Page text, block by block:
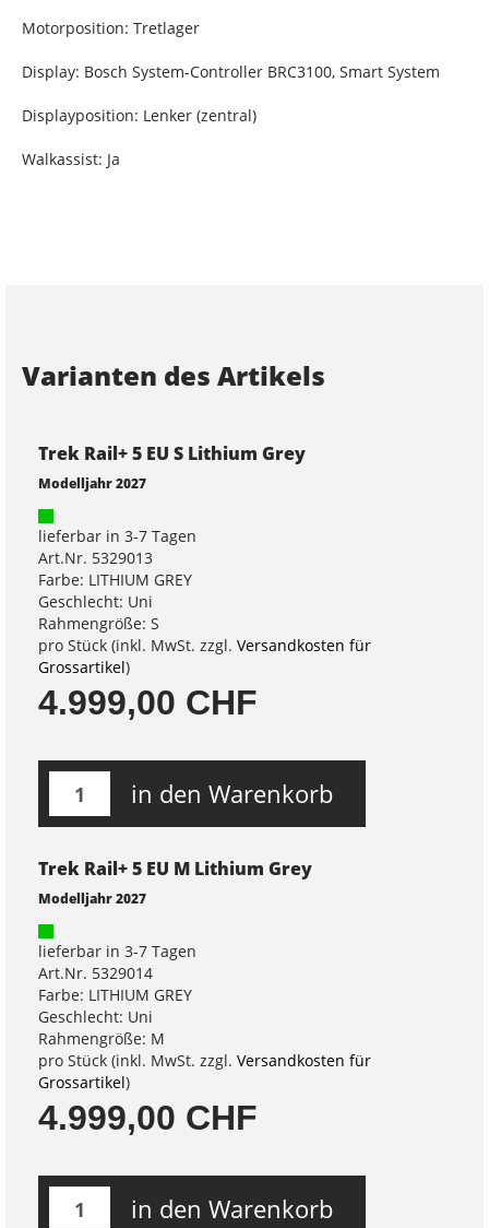
Motorposition: Tretlager
Display: Bosch System-Controller BRC3100, Smart System
Displayposition: Lenker (zentral)
Walkassist: Ja
Varianten des Artikels
Trek Rail+ 5 EU S Lithium Grey
Modelljahr 2027
lieferbar in 3-7 Tagen
Art.Nr. 5329013
Farbe: LITHIUM GREY
Geschlecht: Uni
Rahmengröße: S
pro Stück (inkl. MwSt. zzgl. Versandkosten für
Grossartikel)
4.999,00 CHF
in den Warenkorb
Trek Rail+ 5 EU M Lithium Grey
Modelljahr 2027
lieferbar in 3-7 Tagen
Art.Nr. 5329014
Farbe: LITHIUM GREY
Geschlecht: Uni
Rahmengröße: M
pro Stück (inkl. MwSt. zzgl. Versandkosten für
Grossartikel)
4.999,00 CHF
in den Warenkorb